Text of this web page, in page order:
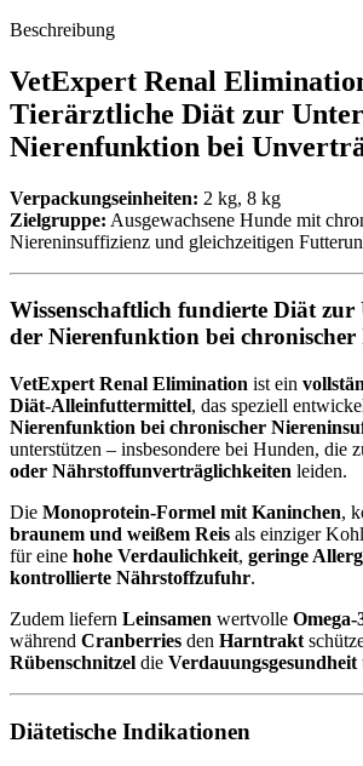
Beschreibung
VetExpert Renal
Tierärztliche Diät zur
Nierenfunktion bei
Verpackungseinheiten: 2 kg, 8 kg
Zielgruppe: Ausgewachsene Hunde mit
Niereninsuffizienz und gleichzeitigen
Wissenschaftlich fundierte Diät
der Nierenfunktion bei chronischer
VetExpert Renal Elimination ist ein
Diät-Alleinfuttermittel, das speziell
Nierenfunktion bei chronischer
unterstützen – insbesondere bei Hunden, die
oder Nährstoffunverträglichkeiten leiden.
Die Monoprotein-Formel mit Kaninchen,
braunem und weißem Reis als einziger
für eine hohe Verdaulichkeit, geringe
kontrollierte Nährstoffzufuhr.
Zudem liefern Leinsamen wertvolle Omega-
während Cranberries den Harntrakt
Rübenschnitzel die Verdauungsgesundheit
Diätetische Indikationen